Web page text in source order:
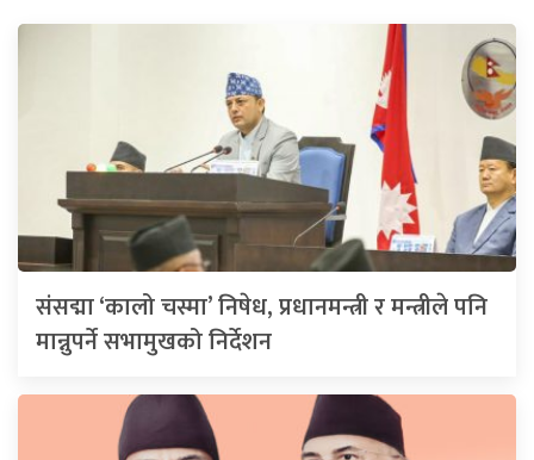
संसद्मा ‘कालो चस्मा’ निषेध, प्रधानमन्त्री र मन्त्रीले पनि
मान्नुपर्ने सभामुखको निर्देशन